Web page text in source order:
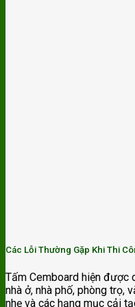
Các Lỗi Thường Gặp Khi Thi
Tấm Cemboard hiện được
nhà ở, nhà phố, phòng trọ,
nhẹ và các hạng mục cải